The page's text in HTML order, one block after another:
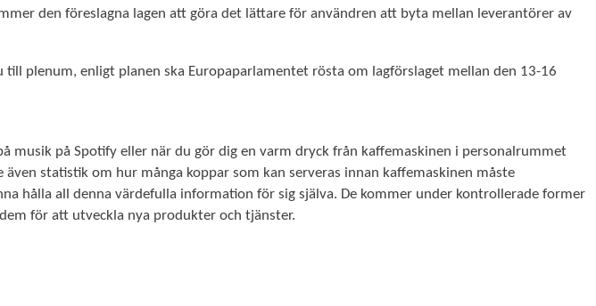
den föreslagna lagen att göra det lättare för användren att byta mellan leverantörer av
plenum, enligt planen ska Europaparlamentet rösta om lagförslaget mellan den 13-16
musik på Spotify eller när du gör dig en varm dryck från kaffemaskinen i personalrummet
statistik om hur många koppar som kan serveras innan kaffemaskinen måste
hålla all denna värdefulla information för sig själva. De kommer under kontrollerade former
för att utveckla nya produkter och tjänster.